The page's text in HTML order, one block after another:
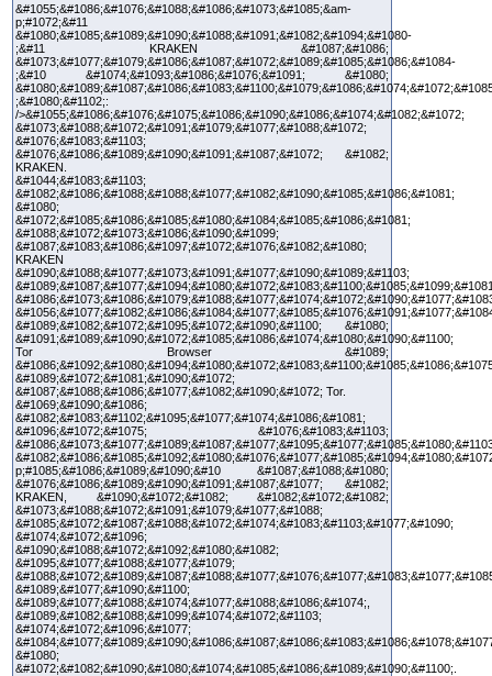
&#1055;&#1086;&#1076;&#1088;&#1086;&#1073;&#1085;&am-
p;#1072;&#11
&#1080;&#1085;&#1089;&#1090;&#1088;&#1091;&#1082;&#1094;&#1080-
;&#11 KRAKEN &#1087;&#1086;
&#1073;&#1077;&#1079;&#1086;&#1087;&#1072;&#1089;&#1085;&#1086;&#1084-
;&#10 &#1074;&#1093;&#1086;&#1076;&#1091; &#1080;
;&#1080;&#1102;:
/>&#1055;&#1086;&#1076;&#1075;&#1086;&#1090;&#1086;&#1074;&#1082;&#1072;
&#1073;&#1088;&#1072;&#1091;&#1079;&#1077;&#1088;&#1072;
&#1076;&#1083;&#1103;
&#1076;&#1086;&#1089;&#1090;&#1091;&#1087;&#1072; &#1082;
KRAKEN.
&#1044;&#1083;&#1103;
&#1082;&#1086;&#1088;&#1088;&#1077;&#1082;&#1090;&#1085;&#1086;&#1081;
&#1080;
&#1072;&#1085;&#1086;&#1085;&#1080;&#1084;&#1085;&#1086;&#1081;
&#1088;&#1072;&#1073;&#1086;&#1090;&#1099;
&#1087;&#1083;&#1086;&#1097;&#1072;&#1076;&#1082;&#1080;
KRAKEN
&#1090;&#1088;&#1077;&#1073;&#1091;&#1077;&#1090;&#1089;&#1103;
&#1089;&#1082;&#1072;&#1095;&#1072;&#1090;&#1100; &#1080;
&#1091;&#1089;&#1090;&#1072;&#1085;&#1086;&#1074;&#1080;&#1090;&#1100;
Tor Browser &#1089;
&#1089;&#1072;&#1081;&#1090;&#1072;
&#1087;&#1088;&#1086;&#1077;&#1082;&#1090;&#1072; Tor.
&#1069;&#1090;&#1086;
&#1082;&#1083;&#1102;&#1095;&#1077;&#1074;&#1086;&#1081;
&#1096;&#1072;&#1075; &#1076;&#1083;&#1103;
p;#1085;&#1086;&#1089;&#1090;&#10 &#1087;&#1088;&#1080;
&#1076;&#1086;&#1089;&#1090;&#1091;&#1087;&#1077; &#1082;
KRAKEN, &#1090;&#1072;&#1082; &#1082;&#1072;&#1082;
&#1073;&#1088;&#1072;&#1091;&#1079;&#1077;&#1088;
&#1085;&#1072;&#1087;&#1088;&#1072;&#1074;&#1083;&#1103;&#1077;&#1090;
&#1074;&#1072;&#1096;
&#1090;&#1088;&#1072;&#1092;&#1080;&#1082;
&#1095;&#1077;&#1088;&#1077;&#1079;
&#1089;&#1077;&#1090;&#1100;
&#1089;&#1077;&#1088;&#1074;&#1077;&#1088;&#1086;&#1074;,
&#1089;&#1082;&#1088;&#1099;&#1074;&#1072;&#1103;
&#1074;&#1072;&#1096;&#1077;
&#1080;
&#1072;&#1082;&#1090;&#1080;&#1074;&#1085;&#1086;&#1089;&#1090;&#1100;.